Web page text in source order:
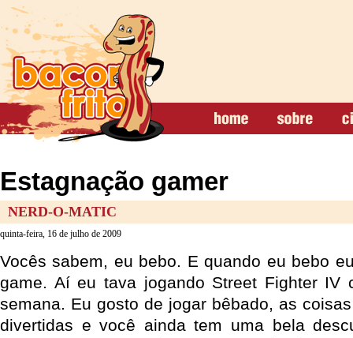
Estagnação gamer
NERD-O-MATIC
quinta-feira, 16 de julho de 2009
Vocês sabem, eu bebo. E quando eu bebo
game. Aí eu tava jogando Street Fighter IV
semana. Eu gosto de jogar bêbado, as
divertidas e você ainda tem uma bela